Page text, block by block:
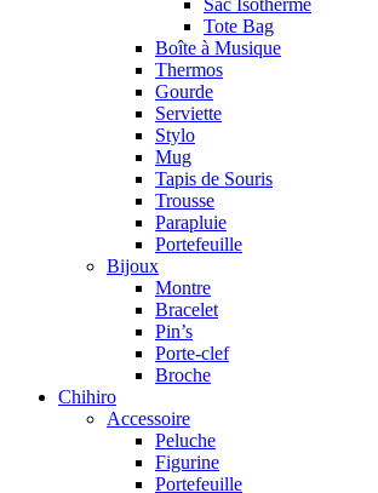
Sac Isotherme
Tote Bag
Boîte à Musique
Thermos
Gourde
Serviette
Stylo
Mug
Tapis de Souris
Trousse
Parapluie
Portefeuille
Bijoux
Montre
Bracelet
Pin’s
Porte-clef
Broche
Chihiro
Accessoire
Peluche
Figurine
Portefeuille